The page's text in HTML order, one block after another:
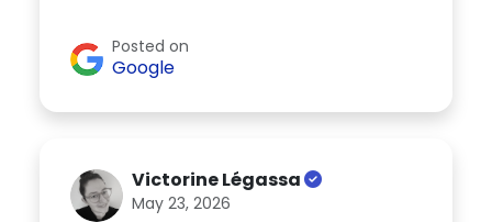
Posted on
Google
Victorine Légassa
May 23, 2026